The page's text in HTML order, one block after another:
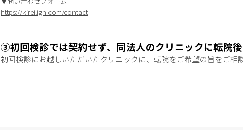
https://kireilign.com/contact
③初回検診では契約せず、同法人のクリニックに転院
初回検診にお越しいただいたクリニックに、転院をご希望の旨をご相